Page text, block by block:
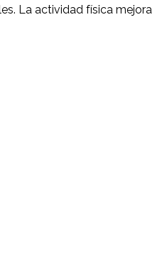
La actividad física mejora